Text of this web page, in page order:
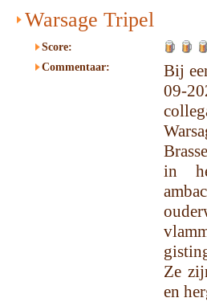
Warsage Tripel
Score:
Commentaar:
Bij
09-
in
Ze
en